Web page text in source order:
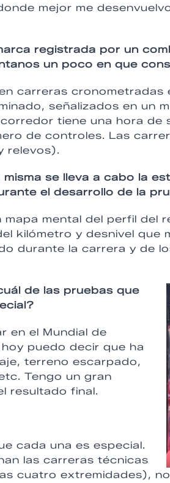
mejor me
registrada por un
un poco en que
carreras cronometradas
señalizados en un
tiene una hora de
de controles. Las
relevos).
se lleva a cabo la
el desarrollo de la
mental del perfil del
kilómetro y desnivel que
durante la carrera y de
de las pruebas que
en el Mundial de
puedo decir que ha
terreno escarpado,
Tengo un gran
resultado final.
cada una es especial.
las carreras técnicas
cuatro extremidades),